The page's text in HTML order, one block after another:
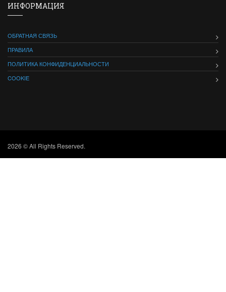
ИНФОРМАЦИЯ
ОБРАТНАЯ СВЯЗЬ
ПРАВИЛА
ПОЛИТИКА КОНФИДЕНЦИАЛЬНОСТИ
COOKIE
2026 © All Rights Reserved.